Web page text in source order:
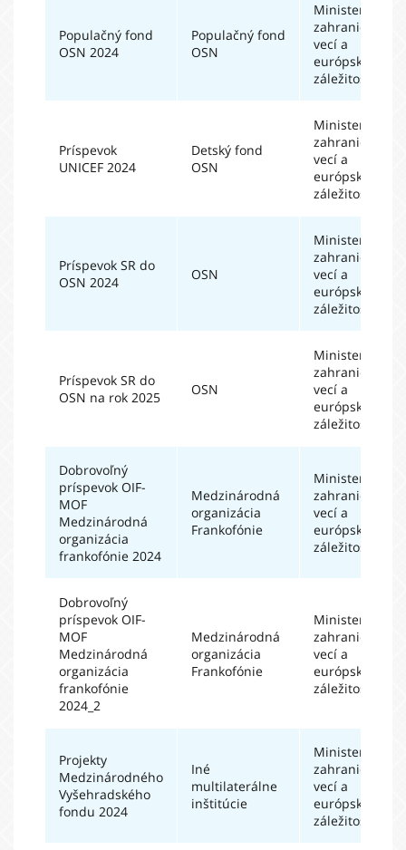
Populačný fond
OSN 2024
Populačný fond
OSN
Ministerstvo
zahraničných
vecí a
európskych
záležitostí SR
Príspevok
UNICEF 2024
Detský fond
OSN
Ministerstvo
zahraničných
vecí a
európskych
záležitostí SR
Príspevok SR do
OSN 2024
OSN
Ministerstvo
zahraničných
vecí a
európskych
záležitostí SR
Príspevok SR do
OSN na rok 2025
OSN
Ministerstvo
zahraničných
vecí a
európskych
záležitostí SR
Dobrovoľný
príspevok OIF-
MOF
Medzinárodná
organizácia
frankofónie 2024
Medzinárodná
organizácia
Frankofónie
Ministerstvo
zahraničných
vecí a
európskych
záležitostí SR
Dobrovoľný
príspevok OIF-
MOF
Medzinárodná
organizácia
frankofónie
2024_2
Medzinárodná
organizácia
Frankofónie
Ministerstvo
zahraničných
vecí a
európskych
záležitostí SR
Projekty
Medzinárodného
Vyšehradského
fondu 2024
Iné
multilaterálne
inštitúcie
Ministerstvo
zahraničných
vecí a
európskych
záležitostí SR